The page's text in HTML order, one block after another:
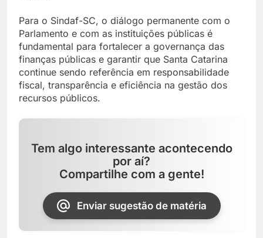
Para o Sindaf-SC, o diálogo permanente com o
Parlamento e com as instituições públicas é
fundamental para fortalecer a governança das
finanças públicas e garantir que Santa Catarina
continue sendo referência em responsabilidade
fiscal, transparência e eficiência na gestão dos
recursos públicos.
Tem algo interessante acontecendo
por aí?
Compartilhe com a gente!
Enviar sugestão de matéria